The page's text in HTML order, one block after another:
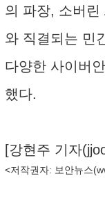
의 파장, 소버린
와 직결되는 민
다양한 사이버
했다.
[강현주 기자(
<저작권자: 보안뉴스(